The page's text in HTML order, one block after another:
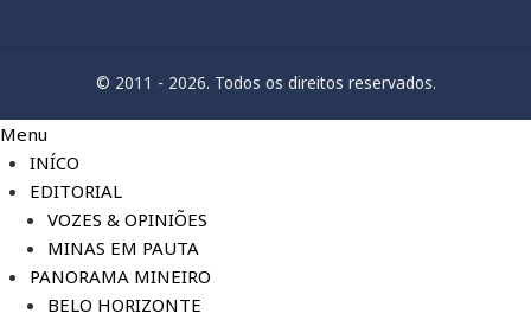
© 2011 - 2026. Todos os direitos reservados.
Menu
INÍCO
EDITORIAL
VOZES & OPINIÕES
MINAS EM PAUTA
PANORAMA MINEIRO
BELO HORIZONTE